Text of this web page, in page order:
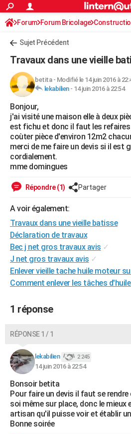
ACTUALITÉS
Politique
Société
Faits Divers
Education
Monde
Villes
+
FINANCE
Retraite
Impôts
Epargne
Immobilier
Risques naturels par ville
Banque
Assurance
Crédit
AUTO
Essais
Réserver un essai
Citadines
Berlines
SUV
Forum auto
+HIGH-TECH
Mobiles
Meilleur smartphone
Internet
Ordinateurs
Jeux vidéo
Guide high-tech
+BRICOLAGE
Forum
Aménagement intérieur
Extérieur
Cuisine
Salle de bains
Jardinage
Rangement
WEEK-END
Guides de France
Week-end nature
Art de vivre
Bien-être
Loisirs
Mode
Modes de vie
Alimentation
Guide de la santé
Maladies
Médicaments
Sommeil
Destinations
City break
Voyage nature
Voyage de noces
Forum
Climat
+PHOTO
GUIDES D'ACHAT
BONS PLANS
Carte de Noël
Carte Bonne année
Carte Saint-Valentin
Carte Pâques
Carte d'anniversaire
DICTIONNAIRE
Dictionnaire
Biographies
Citations
Expressions
Proverbes
PROGRAMME TV
COPAINS D'AVANT
S'inscrire
Se connecter
Lycées
Collèges
Primaires
Universités
Entreprises
Service militaire
Avis de recherche
FORUM
Bricolage
Lifestyle
Culture
Sport
Auto
Television
Voyage
Cinema
S'inscrire
Connexion
Forum Forum Bricolage
Sujet Précédent
Travaux dans une vieille
betita- Modifié le 14 juin 2016 à
lekabilien- 14 juin 2016 à 22:54
Bonjour,
j'ai visité une maison elle à deux
est fichu et donc il faut les
coùter pièce d'environ 12m2
merci de me faire un devis si il est
cordialement.
mme domingues
Répondre (1) Partager
A voir également:
Travaux dans une vieille batisse
Déclaration de travaux
Bec j net gros travaux avis ✓
J net gros travaux avis ✓
Enlever vieille tache huile moteur
Comment enlever les tâches
1 réponse
RÉPONSE 1 / 1
lekabilien 2 245
14 juin 2016 à 22:54
Bonsoir betita
Pour faire un devis il faut se
soi même sur place, donc le
artisan qu'il puisse voir et établir
Bonne soirée